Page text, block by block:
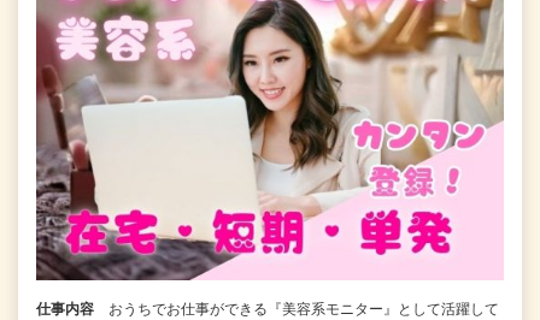
仕事内容
おうちでお仕事ができる『美容系モニター』として活躍して